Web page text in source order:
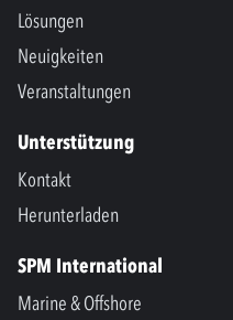
Lösungen
Neuigkeiten
Veranstaltungen
Unterstützung
Kontakt
Herunterladen
SPM International
Marine & Offshore